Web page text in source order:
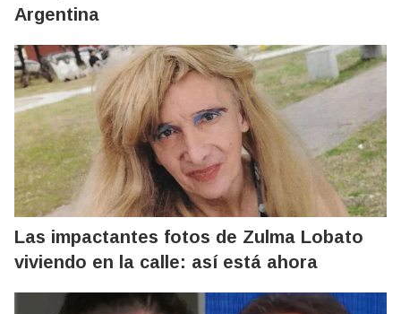
Argentina
Las impactantes fotos de Zulma Lobato
viviendo en la calle: así está ahora